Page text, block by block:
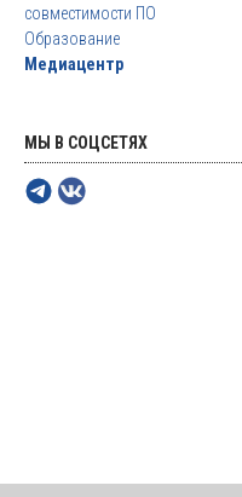
совместимости ПО
Образование
Медиацентр
МЫ В СОЦСЕТЯХ